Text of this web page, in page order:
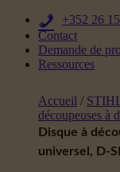
+352 26
Contact
Demande de
Ressources
Accueil /
découpeuses à
Disque à
universel, D-